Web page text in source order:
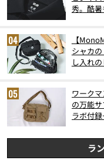
秀。酷
【
シャカ
し入れ
ワーク
の万能
ラボ付
ラ